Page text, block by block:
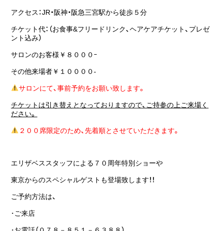
アクセス：JR・阪神・阪急三宮駅から徒歩５分
チケット代：（お食事&フリードリンク、ヘアケアチケット、プレゼ
ント込み）
サロンのお客様￥８０００ｰ
その他来場者￥１００００-
サロンにて、事前予約をお願い致します。
チケットは引き替えとなっておりますので、ご持参の上ご来場く
ださい。
２００席限定のため、先着順とさせていただきます。
エリザベススタッフによる７０周年特別ショーや
東京からのスペシャルゲストも登場致します！！
ご予約方法は、
･ご来店